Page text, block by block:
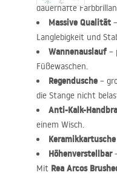
dauerhafte
Massive Qualität
Langlebigkeit und
Wannenauslauf –
Füßewaschen.
Regendusche –
die Stange nicht
Anti-Kalk-
einem Wisch.
Keramikkartusche
Höhenverstellbar
Mit Rea Arcos